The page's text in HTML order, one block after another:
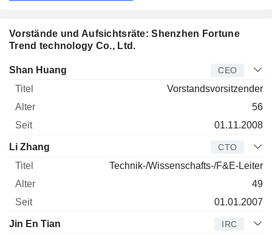
Vorstände und Aufsichtsräte: Shenzhen Fortune
Trend technology Co., Ltd.
Manager Titel
Shan Huang CEO
Vorstandsvorsitzender
56
01.11.2008
Li Zhang CTO
Technik-/Wissenschafts-/F&E-Leiter
49
01.01.2007
Jin En Tian IRC